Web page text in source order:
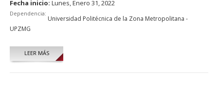
Fecha inicio: Lunes, Enero 31, 2022
Dependencia:
Universidad Politécnica de la Zona Metropolitana -
UPZMG
LEER MÁS